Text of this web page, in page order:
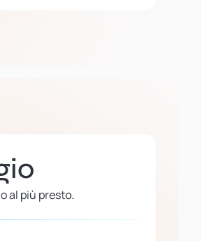
al più presto.